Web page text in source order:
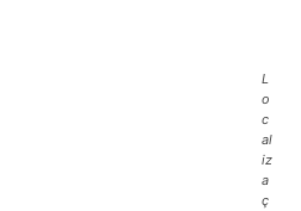
L
o
c
al
iz
a
ç